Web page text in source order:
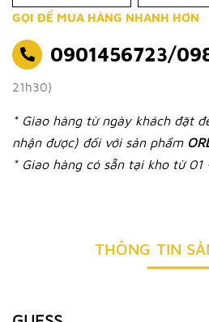
GỌI ĐỂ MUA HÀNG NHANH HƠN
0901456723/
21h30)
* Giao hàng từ ngày khách đặt
nhận được) đối với sản phẩm
* Giao hàng có sẵn tại kho từ 01
THÔNG TIN